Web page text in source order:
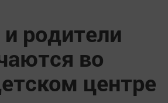
родители
во
центре